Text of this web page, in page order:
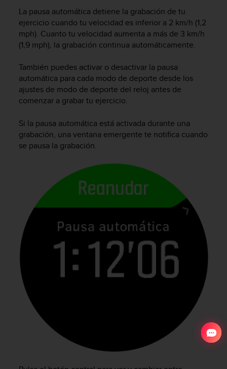
La pausa automática detiene la grabación de tu
ejercicio cuando tu velocidad es inferior a 2 km/h (1,2
mph). Cuanto tu velocidad aumenta a más de 3 km/h
(1,9 mph), la grabación continua automáticamente.
También puedes activar o desactivar la pausa
automática para cada modo de deporte desde los
ajustes de modo de deporte del reloj antes de
comenzar a grabar tu ejercicio.
Si la pausa automática está activada durante una
grabación, una ventana emergente te notifica cuando
se pausa la grabación.